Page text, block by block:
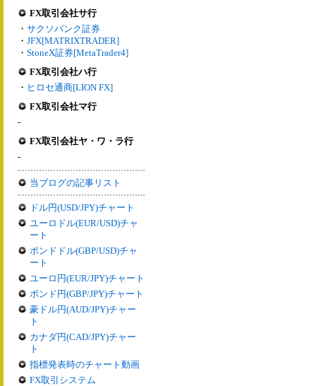
FX取引会社サ行
・ サクソバンク証券
・ JFX[MATRIXTRADER]
・ StoneX証券[MetaTrader4]
FX取引会社ハ行
・ ヒロセ通商[LION FX]
FX取引会社マ行
-
FX取引会社ヤ・ワ・ラ行
-
当ブログの記事リスト
ドル円(USD/JPY)チャート
ユーロドル(EUR/USD)チャ
ート
ポンドドル(GBP/USD)チャ
ート
ユーロ円(EUR/JPY)チャート
ポンド円(GBP/JPY)チャート
豪ドル円(AUD/JPY)チャー
ト
カナダ円(CAD/JPY)チャー
ト
指標発表時のチャート動画
FX取引システム